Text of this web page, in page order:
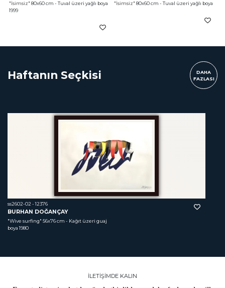
"İsimsiz" 80x60 cm - Tuval üzeri yağlı boya
1999
"İsimsiz"
Haftanın Seçkisi
DAHA
FAZLASI
ss2602-02 - 12376
BURHAN DOĞANÇAY
"Wive surfing" 56x76 cm - Kağıt üzeri guaj
boya 1980
İLETİŞİMDE KALIN